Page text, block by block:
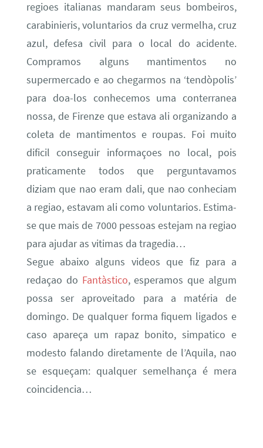
regioes italianas mandaram seus bombeiros,
carabinieris, voluntarios da cruz vermelha, cruz
azul, defesa civil para o local do acidente.
Compramos alguns mantimentos no
supermercado e ao chegarmos na ‘tendòpolis’
para doa-los conhecemos uma conterranea
nossa, de Firenze que estava ali organizando a
coleta de mantimentos e roupas. Foi muito
dificil conseguir informaçoes no local, pois
praticamente todos que perguntavamos
diziam que nao eram dali, que nao conheciam
a regiao, estavam ali como voluntarios. Estima-
se que mais de 7000 pessoas estejam na regiao
para ajudar as vitimas da tragedia…
Segue abaixo alguns videos que fiz para a
redaçao do Fantàstico, esperamos que algum
possa ser aproveitado para a matéria de
domingo. De qualquer forma fiquem ligados e
caso apareça um rapaz bonito, simpatico e
modesto falando diretamente de l’Aquila, nao
se esqueçam: qualquer semelhança é mera
coincidencia…